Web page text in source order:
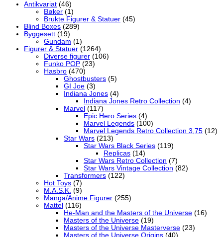
Antikvariat (46)
Bøker (1)
Brukte Figurer & Statuer (45)
Blind Boxes (289)
Byggesett (19)
Gundam (1)
Figurer & Statuer (1264)
Diverse figurer (106)
Funko POP (23)
Hasbro (470)
Ghostbusters (5)
GI Joe (3)
Indiana Jones (4)
Indiana Jones Retro Collection (4)
Marvel (117)
Epic Hero Series (4)
Marvel Legends (100)
Marvel Legends Retro Collection 3,75 (12)
Star Wars (213)
Star Wars Black Series (119)
Replicas (14)
Star Wars Retro Collection (7)
Star Wars Vintage Collection (82)
Transformers (122)
Hot Toys (7)
M.A.S.K. (9)
Manga/Anime Figurer (255)
Mattel (116)
He-Man and the Masters of the Universe (16)
Masters of the Universe (19)
Masters of the Universe Masterverse (23)
Masters of the Universe Origins (40)